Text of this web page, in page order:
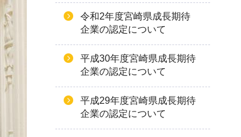
令和2年度宮崎県成長期待
企業の認定について
平成30年度宮崎県成長期待
企業の認定について
平成29年度宮崎県成長期待
企業の認定について